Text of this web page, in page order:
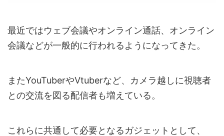
最近ではウェブ会議やオンライン通話、オンライン
会議などが一般的に行われるようになってきた。
またYouTuberやVtuberなど、カメラ越しに視聴者
との交流を図る配信者も増えている。
これらに共通して必要となるガジェットとして、